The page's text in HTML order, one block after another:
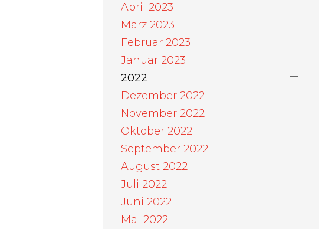
April 2023
März 2023
Februar 2023
Januar 2023
2022
Dezember 2022
November 2022
Oktober 2022
September 2022
August 2022
Juli 2022
Juni 2022
Mai 2022